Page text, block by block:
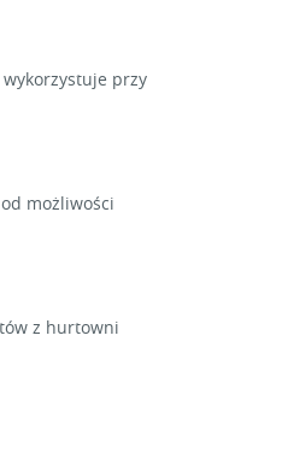
przy
możliwości
z hurtowni